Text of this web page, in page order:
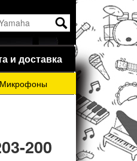
и доставка
Микрофоны
200